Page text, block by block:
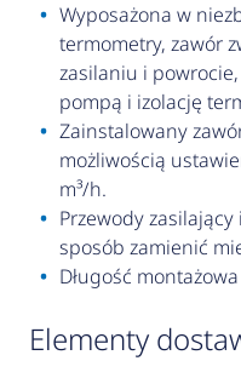
Wyposażona w
termometry, zawór
zasilaniu i
pompą i izolację
Zainstalowany
możliwością
m³/h.
Przewody
sposób zamienić
Długość
elementy